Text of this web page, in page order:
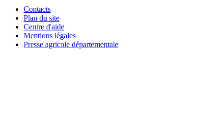
Contacts
Plan du site
Centre d'aide
Mentions légales
Presse agricole départementale